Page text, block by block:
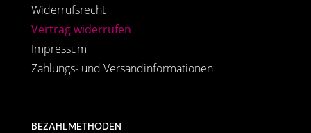
Widerrufsrecht
Vertrag widerrufen
Impressum
Zahlungs- und Versandinformationen
BEZAHLMETHODEN